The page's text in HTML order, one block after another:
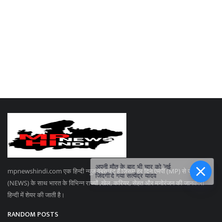
mpnewshindi.com एक हिन्दी न्यूज़ वेबसाइट हैं जिसमे हर दिन एमपी (MP) से जुड़ी न्यूज
(NEWS) के साथ भारत के विभिन्न राज्यों ,खेल, करियर, सेहत और मनोरंजन की जानकारी
हिन्दी में शेयर की जाती है।
RANDOM POSTS
अपनी मौत के बाद भी चार को 'नई
जिंदगी'दे गया सत्येंद्र यादव